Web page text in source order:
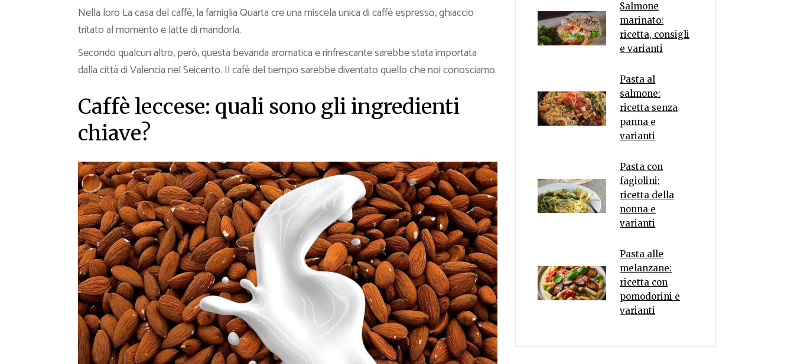
Nella loro La casa del caffè, la famiglia Quarta cre una miscela unica di caffè espresso, ghiaccio
tritato al momento e latte di mandorla.
Secondo qualcun altro, però, questa bevanda aromatica e rinfrescante sarebbe stata importata
dalla città di Valencia nel Seicento. Il cafè del tiempo sarebbe diventato quello che noi conosciamo.
Caffè leccese: quali sono gli ingredienti
chiave?
Salmone
marinato:
ricetta, consigli
e varianti
Pasta al
salmone:
ricetta senza
panna e
varianti
Pasta con
fagiolini:
ricetta della
nonna e
varianti
Pasta alle
melanzane:
ricetta con
pomodorini e
varianti